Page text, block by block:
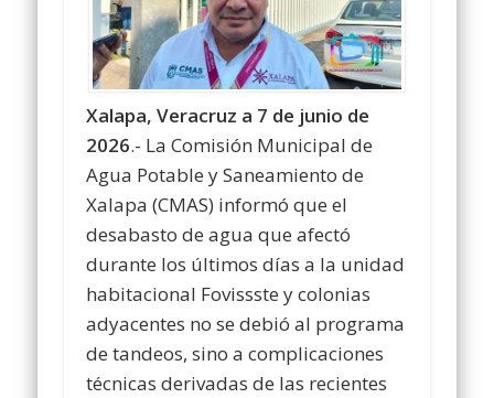
Xalapa, Veracruz a 7 de junio de
2026.- La Comisión Municipal de
Agua Potable y Saneamiento de
Xalapa (CMAS) informó que el
desabasto de agua que afectó
durante los últimos días a la unidad
habitacional Fovissste y colonias
adyacentes no se debió al programa
de tandeos, sino a complicaciones
técnicas derivadas de las recientes